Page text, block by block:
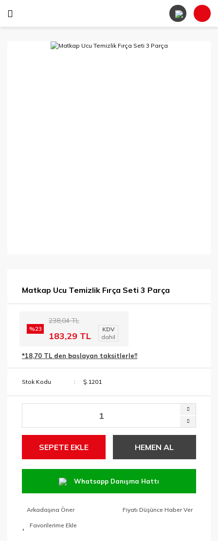
Matkap Ucu Temizlik Fırça Seti 3 Parça
%23
238,04 TL
183,29 TL
KDV
dahil
*18,70 TL den başlayan taksitlerle!!
Stok Kodu Ş.1201
SEPETE EKLE HEMEN AL
Whatsapp Danışma Hattı
Arkadaşına Öner Fiyatı Düşünce Haber Ver